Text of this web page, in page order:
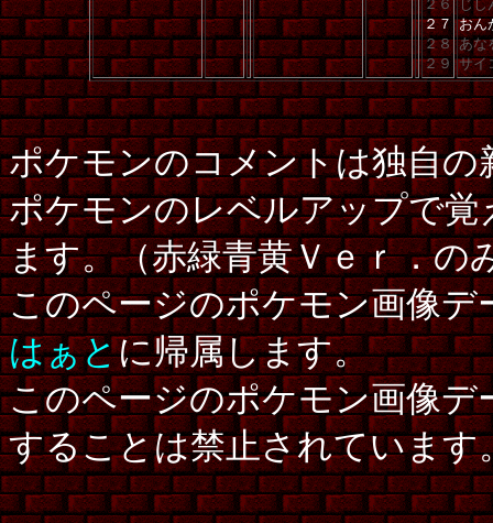
２６
２７
２８
２９
じし
おん
あな
サイ
ポケモンのコメントは独自
ポケモンのレベルアップで
ます。（赤緑青黄Ｖｅｒ．の
このページのポケモン画像
はぁとに帰属します。
このページのポケモン画像
することは禁止されています